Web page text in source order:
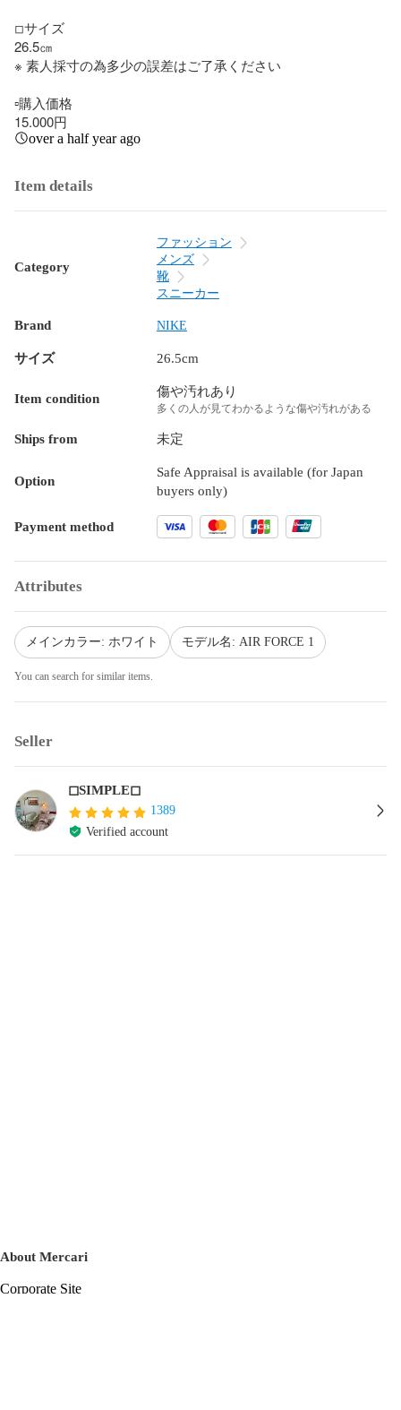
◽︎サイズ
26.5㎝
※ 素人採寸の為多少の誤差はご了承ください
▫︎購入価格
15.000円
over a half year ago
Item details
Category
ファッション
メンズ
靴
スニーカー
Brand NIKE
サイズ 26.5cm
Item condition 傷や汚れあり
多くの人が見てわかるような傷や汚れがある
Ships from 未定
Option
Safe Appraisal is available (for Japan
buyers only)
Payment method
Attributes
メインカラー: ホワイト モデル名: AIR FORCE 1
You can search for similar items.
Seller
◻︎SIMPLE◻︎
1389
Verified account
About Mercari
Corporate Site